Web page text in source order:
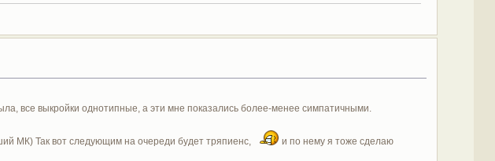
все выкройки однотипные, а эти мне показались более-менее симпатичными.
МК) Так вот следующим на очереди будет тряпиенс,
и по нему я тоже сделаю